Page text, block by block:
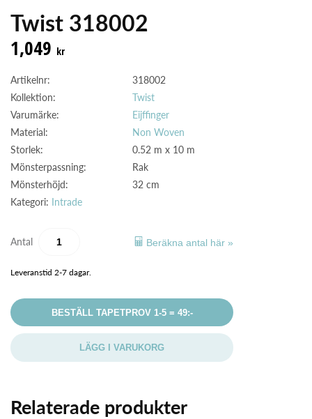
Twist 318002
1,049 kr
Artikelnr:
318002
Kollektion:
Twist
Varumärke:
Eijffinger
Material:
Non Woven
Storlek:
0.52 m x 10 m
Mönsterpassning:
Rak
Mönsterhöjd:
32 cm
Kategori: Intrade
Antal Beräkna antal här »
Leveranstid 2-7 dagar.
BESTÄLL TAPETPROV 1-5 = 49:-
LÄGG I VARUKORG
Relaterade produkter